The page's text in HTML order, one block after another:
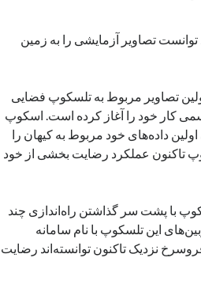
تصاویر آزمایشی را به زمین
تصاویر مربوط به تلسکوپ فضایی
کار خود را آغاز کرده است. اسکوپ
داده‌های خود مربوط به کیهان را
تاکنون عملکرد رضایت بخشی از خود
با پشت سر گذاشتن راه‌اندازی چند
این تلسکوپ با نام سامانه
نزدیک تاکنون توانسته‌اند رضایت